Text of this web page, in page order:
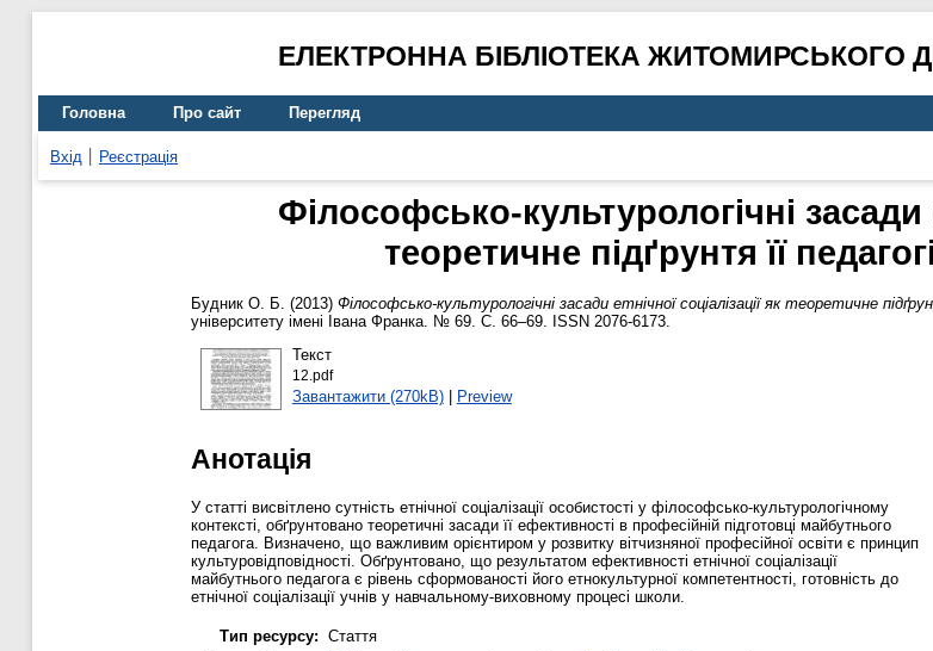
ЕЛЕКТРОННА БІБЛІОТЕКА ЖИТОМИРСЬКОГО
Головна Про сайт Перегляд
Вхід Реєстрація
Філософсько-культурологічні засади
теоретичне підґрунтя її
Будник О. Б. (2013) Філософсько-культурологічні засади етнічної соціалізації як теоретичне
університету імені Івана Франка. № 69. С. 66–69. ISSN 2076-6173.
Текст
12.pdf
Завантажити (270kB)| Preview
Анотація
У статті висвітлено сутність етнічної соціалізації особистості у філософсько-культурологічному
контексті, обґрунтовано теоретичні засади її ефективності в професійній підготовці майбутнього
педагога. Визначено, що важливим орієнтиром у розвитку вітчизняної професійної освіти є принцип
культуровідповідності. Обґрунтовано, що результатом ефективності етнічної соціалізації
майбутнього педагога є рівень сформованості його етнокультурної компетентності, готовність до
етнічної соціалізації учнів у навчальному-виховному процесі школи.
Тип ресурсу: Стаття